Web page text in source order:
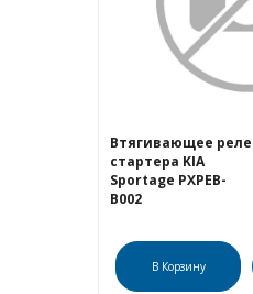
Втягивающее реле
стартера KIA
Sportage PXPEB-
B002
В Корзину